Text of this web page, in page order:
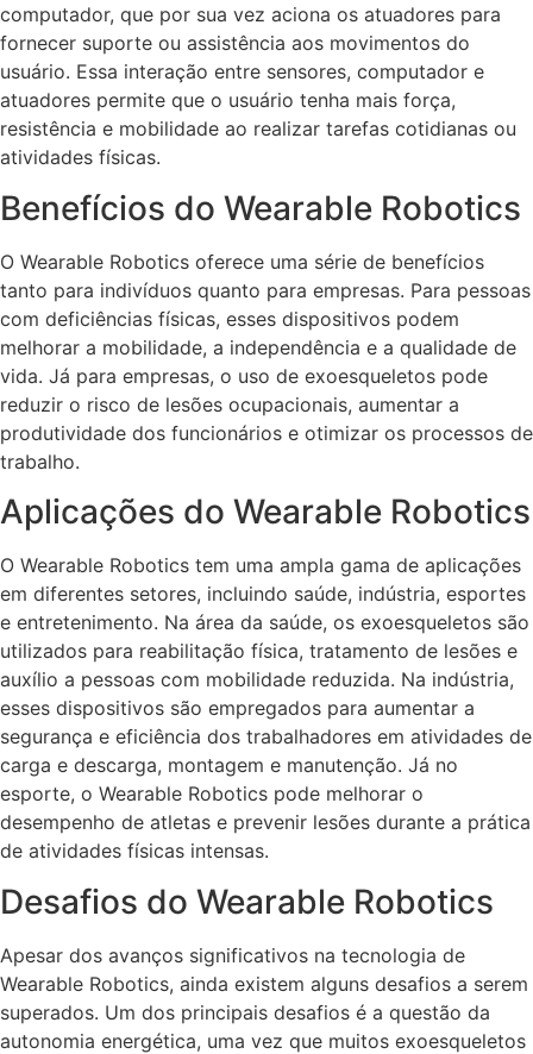
computador, que por sua vez aciona os atuadores para
fornecer suporte ou assistência aos movimentos do
usuário. Essa interação entre sensores, computador e
atuadores permite que o usuário tenha mais força,
resistência e mobilidade ao realizar tarefas cotidianas ou
atividades físicas.
Benefícios do Wearable Robotics
O Wearable Robotics oferece uma série de benefícios
tanto para indivíduos quanto para empresas. Para pessoas
com deficiências físicas, esses dispositivos podem
melhorar a mobilidade, a independência e a qualidade de
vida. Já para empresas, o uso de exoesqueletos pode
reduzir o risco de lesões ocupacionais, aumentar a
produtividade dos funcionários e otimizar os processos de
trabalho.
Aplicações do Wearable Robotics
O Wearable Robotics tem uma ampla gama de aplicações
em diferentes setores, incluindo saúde, indústria, esportes
e entretenimento. Na área da saúde, os exoesqueletos são
utilizados para reabilitação física, tratamento de lesões e
auxílio a pessoas com mobilidade reduzida. Na indústria,
esses dispositivos são empregados para aumentar a
segurança e eficiência dos trabalhadores em atividades de
carga e descarga, montagem e manutenção. Já no
esporte, o Wearable Robotics pode melhorar o
desempenho de atletas e prevenir lesões durante a prática
de atividades físicas intensas.
Desafios do Wearable Robotics
Apesar dos avanços significativos na tecnologia de
Wearable Robotics, ainda existem alguns desafios a serem
superados. Um dos principais desafios é a questão da
autonomia energética, uma vez que muitos exoesqueletos